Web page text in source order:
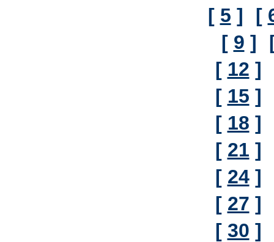
[ 5 ] [
[ 9 ]
[ 12 ]
[ 15 ]
[ 18 ]
[ 21 ]
[ 24]
[ 27 ]
[ 30 ]